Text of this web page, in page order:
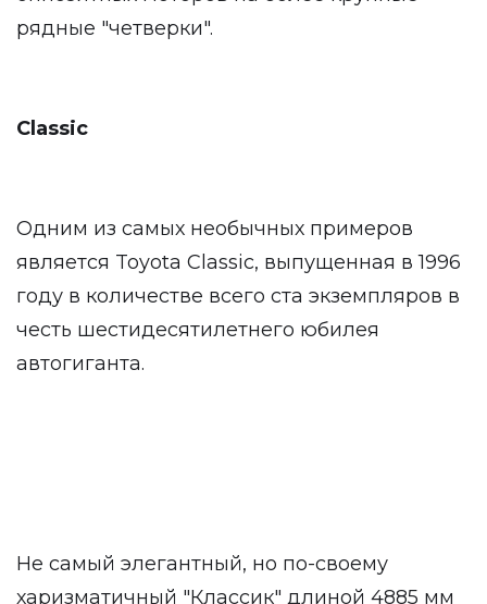
рядные "четверки".
Classic
Одним из самых необычных примеров
является Toyota Classic, выпущенная в 1996
году в количестве всего ста экземпляров в
честь шестидесятилетнего юбилея
автогиганта.
Не самый элегантный, но по-своему
харизматичный "Классик" длиной 4885 мм